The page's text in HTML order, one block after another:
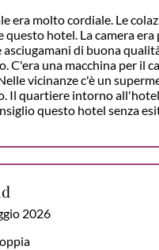
era molto cordiale. Le
questo hotel. La camera
asciugamani di buona
C'era una macchina per il
vicinanze c'è un
Il quartiere intorno
questo hotel senza
2026